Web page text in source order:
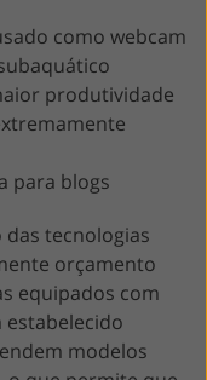
como webcam
produtividade
para blogs
tecnologias
orçamento
equipados com
estabelecido
modelos